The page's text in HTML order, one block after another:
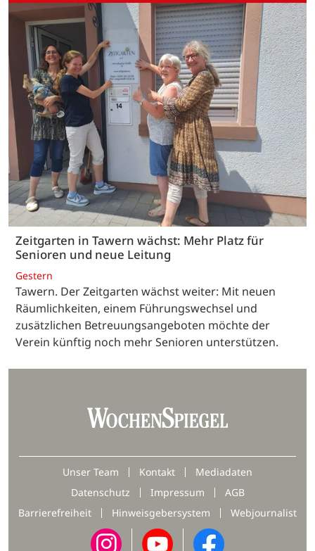
Zeitgarten in Tawern wächst: Mehr Platz für
Senioren und neue Leitung
Gestern
Tawern. Der Zeitgarten wächst weiter: Mit neuen
Räumlichkeiten, einem Führungswechsel und
zusätzlichen Betreuungsangeboten möchte der
Verein künftig noch mehr Senioren unterstützen.
Unser Team Kontakt
Mediadaten
Datenschutz
Impressum
AGB
Barrierefreiheit
Hinweisgebersystem Webjournalist